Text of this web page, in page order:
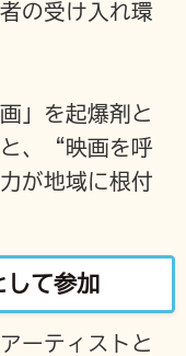
の受け入れ環
」を起爆剤と
と、“映画を呼
が地域に根付
て参加
ーティストと